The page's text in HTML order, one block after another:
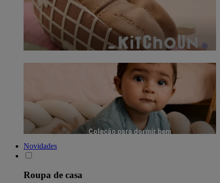
Coleção para dormir bem
Novidades
Roupa de casa